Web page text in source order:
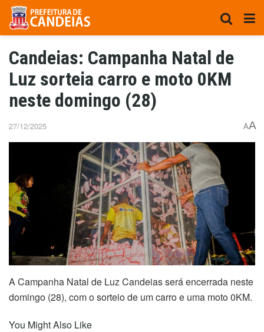
Candeias: Campanha Natal de
Luz sorteia carro e moto 0KM
neste domingo (28)
27/12/2025 AA
A Campanha Natal de Luz Candeias será encerrada neste
domingo (28), com o sorteio de um carro e uma moto 0KM.
You Might Also Like